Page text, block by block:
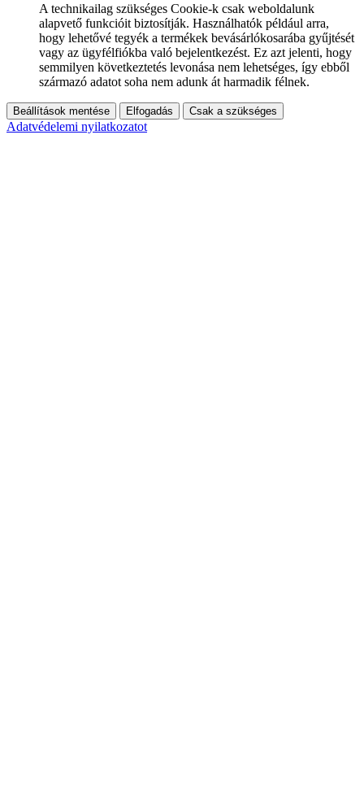
A technikailag szükséges Cookie-k csak weboldalunk
alapvető funkcióit biztosítják. Használhatók például arra,
hogy lehetővé tegyék a termékek bevásárlókosarába gyűjtését
vagy az ügyfélfiókba való bejelentkezést. Ez azt jelenti, hogy
semmilyen következtetés levonása nem lehetséges, így ebből
származó adatot soha nem adunk át harmadik félnek.
Beállítások mentése Elfogadás Csak a szükséges
Adatvédelemi nyilatkozatot